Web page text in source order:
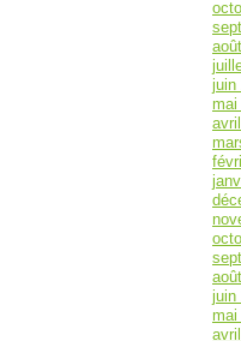
juin
mai
juin
mai